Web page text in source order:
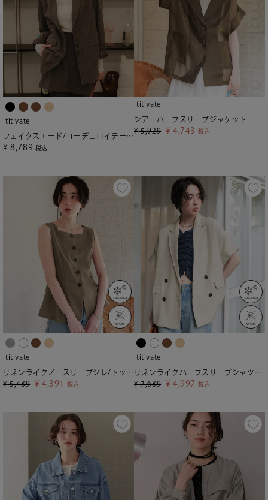
titivate
フェイクスエード/コーデュロイテーラードジャケット
¥ 8,789 税込
titivate
シアーハーフスリーブジャケット
¥ 5,929 ¥ 4,743 税込
titivate
リネンライクノースリーブジレ/トップス
¥ 5,489 ¥ 4,391 税込
titivate
リネンライクハーフスリーブシャツジャケット
¥ 7,689 ¥ 4,997 税込